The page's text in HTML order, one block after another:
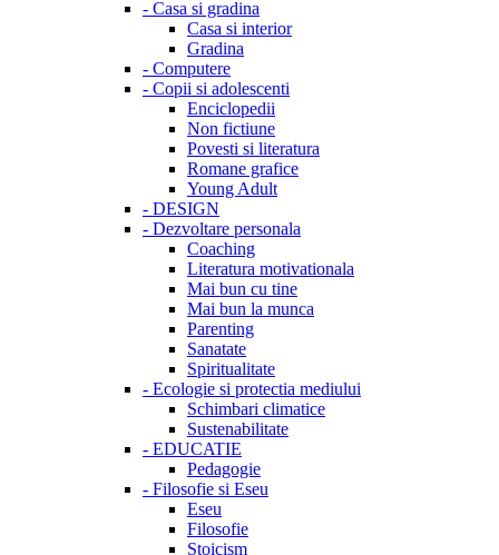
- Casa si gradina
Casa si interior
Gradina
- Computere
- Copii si adolescenti
Enciclopedii
Non fictiune
Povesti si literatura
Romane grafice
Young Adult
- DESIGN
- Dezvoltare personala
Coaching
Literatura motivationala
Mai bun cu tine
Mai bun la munca
Parenting
Sanatate
Spiritualitate
- Ecologie si protectia mediului
Schimbari climatice
Sustenabilitate
- EDUCATIE
Pedagogie
- Filosofie si Eseu
Eseu
Filosofie
Stoicism